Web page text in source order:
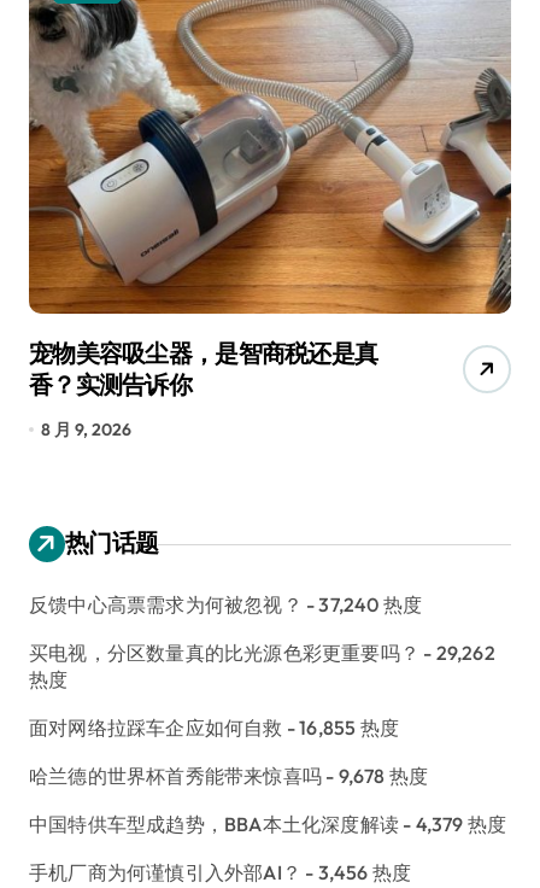
宠物美容吸尘器，是智商税还是真
香？实测告诉你
8 月 9, 2026
热门话题
反馈中心高票需求为何被忽视？ - 37,240 热度
买电视，分区数量真的比光源色彩更重要吗？ - 29,262
热度
面对网络拉踩车企应如何自救 - 16,855 热度
哈兰德的世界杯首秀能带来惊喜吗 - 9,678 热度
中国特供车型成趋势，BBA本土化深度解读 - 4,379 热度
手机厂商为何谨慎引入外部AI？ - 3,456 热度